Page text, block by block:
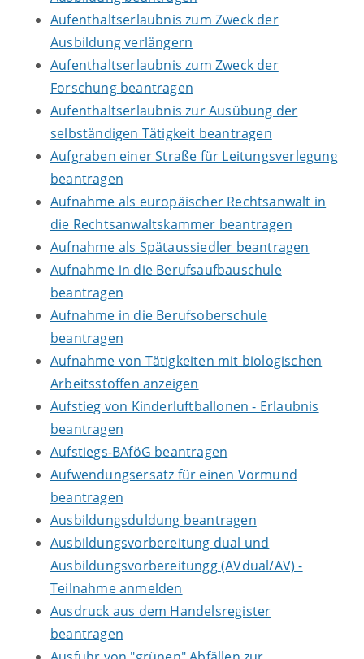
Aufenthaltserlaubnis zum Zweck der
Ausbildung verlängern
Aufenthaltserlaubnis zum Zweck der
Forschung beantragen
Aufenthaltserlaubnis zur Ausübung der
selbständigen Tätigkeit beantragen
Aufgraben einer Straße für Leitungsverlegung
beantragen
Aufnahme als europäischer Rechtsanwalt in
die Rechtsanwaltskammer beantragen
Aufnahme als Spätaussiedler beantragen
Aufnahme in die Berufsaufbauschule
beantragen
Aufnahme in die Berufsoberschule
beantragen
Aufnahme von Tätigkeiten mit biologischen
Arbeitsstoffen anzeigen
Aufstieg von Kinderluftballonen - Erlaubnis
beantragen
Aufstiegs-BAföG beantragen
Aufwendungsersatz für einen Vormund
beantragen
Ausbildungsduldung beantragen
Ausbildungsvorbereitung dual und
Ausbildungsvorbereitungg (AVdual/AV) -
Teilnahme anmelden
Ausdruck aus dem Handelsregister
beantragen